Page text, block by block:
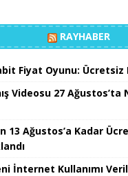
RAYHABER
Fiyat Oyunu:
Videosu 27 Ağustos’ta
13 Ağustos’a Kadar
İnternet Kullanımı